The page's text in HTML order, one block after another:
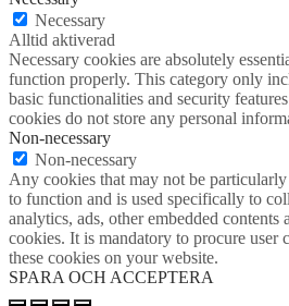
Necessary
Alltid aktiverad
Necessary cookies are absolutely
function properly. This category only
basic functionalities and security
cookies do not store any personal
Non-necessary
Non-necessary
Any cookies that may not be
to function and is used specifically to
analytics, ads, other embedded contents
cookies. It is mandatory to procure user
these cookies on your website.
SPARA OCH ACCEPTERA